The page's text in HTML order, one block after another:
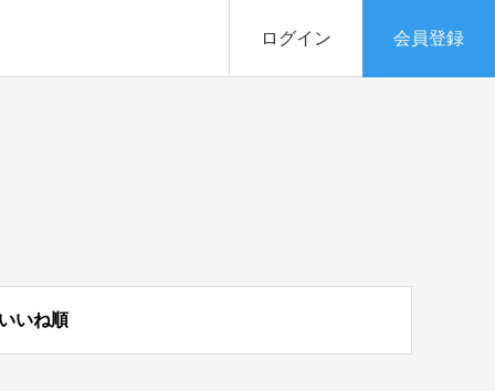
ログイン 会員登録
いね順